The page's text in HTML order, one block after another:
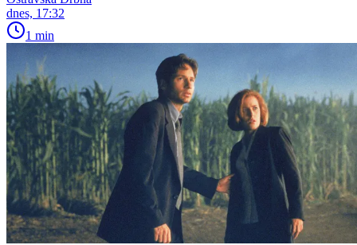
dnes, 17:32
1 min